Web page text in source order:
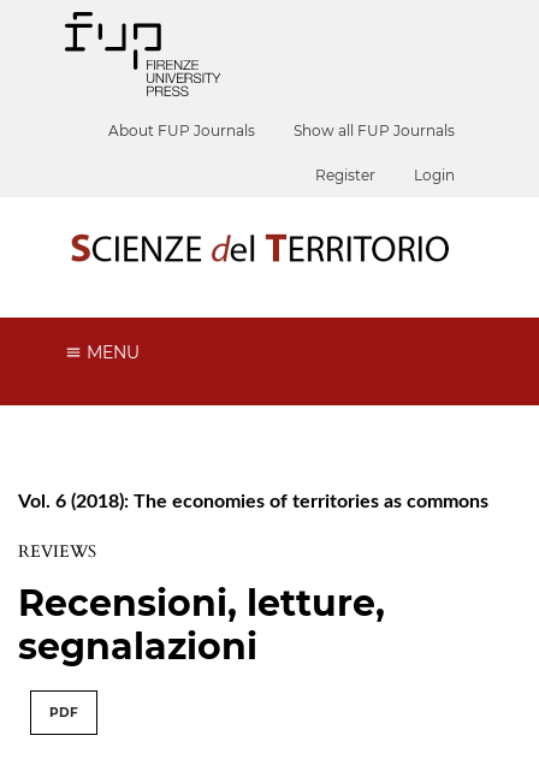
About FUP Journals Show all FUP Journals
Register Login
MENU
Vol. 6 (2018): The economies of territories as commons
REVIEWS
Recensioni, letture,
segnalazioni
PDF